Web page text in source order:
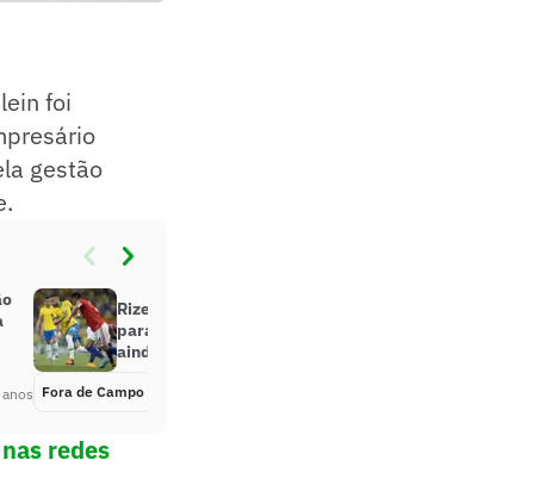
foi
gestão
Rizek analisa Seleção Brasileira
para a Copa do Mundo: ‘Neymar
ainda é insubstituível’
Fora de Campo
redes